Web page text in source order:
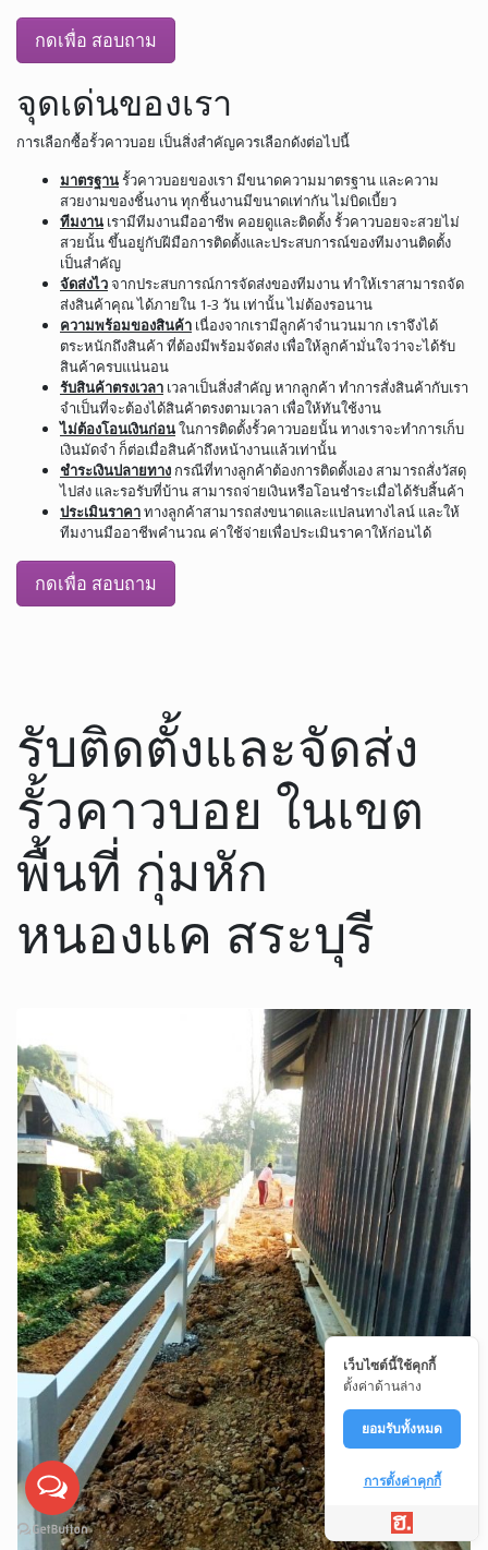
กดเพื่อ สอบถาม
จุดเด่นของเรา
การเลือกซื้อรั้วคาวบอย เป็นสิ่งสำคัญควรเลือกดังต่อไปนี้
มาตรฐานรั้วคาวบอยของเรา มีขนาดความมาตรฐาน และความ
สวยงามของชิ้นงาน ทุกชิ้นงานมีขนาดเท่ากัน ไม่บิดเบี้ยว
ทีมงาน เรามีทีมงานมืออาชีพ คอยดูและติดตั้ง รั้วคาวบอยจะสวยไม่
สวยนั้น ขึ้นอยู่กับฝีมือการติดตั้งและประสบการณ์ของทีมงานติดตั้ง
เป็นสำคัญ
จัดส่งไวจากประสบการณ์การจัดส่งของทีมงาน ทำให้เราสามารถจัด
ส่งสินค้าคุณ ได้ภายใน 1-3 วัน เท่านั้น ไม่ต้องรอนาน
ความพร้อมของสินค้า เนื่องจากเรามีลูกค้าจำนวนมาก เราจึงได้
ตระหนักถึงสินค้า ที่ต้องมีพร้อมจัดส่ง เพื่อให้ลูกค้ามั่นใจว่าจะได้รับ
สินค้าครบแน่นอน
รับสินค้าตรงเวลา เวลาเป็นสิ่งสำคัญ หากลูกค้า ทำการสั่งสินค้ากับเรา
จำเป็นที่จะต้องได้สินค้าตรงตามเวลา เพื่อให้ทันใช้งาน
ไม่ต้องโอนเงินก่อนในการติดตั้งรั้วคาวบอยนั้น ทางเราจะทำการเก็บ
เงินมัดจำ ก็ต่อเมื่อสินค้าถึงหน้างานแล้วเท่านั้น
ชำระเงินปลายทาง กรณีที่ทางลูกค้าต้องการติดตั้งเอง สามารถสั่งวัสดุ
ไปส่ง และรอรับที่บ้าน สามารถจ่ายเงินหรือโอนชำระเมื่อได้รับสิ้นค้า
ประเมินราคาทางลูกค้าสามารถส่งขนาดและแปลนทางไลน์ และให้
ทีมงานมืออาชีพคำนวณ ค่าใช้จ่ายเพื่อประเมินราคาให้ก่อนได้
กดเพื่อ สอบถาม
รับติดตั้งและจัดส่ง
รั้วคาวบอย ในเขต
พื้นที่ กุ่มหัก
หนองแค สระบุรี
เว็บไซต์นี้ใช้คุกกี้
ตั้งค่าด้านล่าง
ยอมรับทั้งหมด
การตั้งค่าคุกกี้